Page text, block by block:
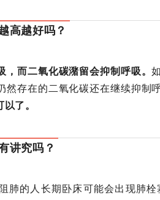
高越好吗？
，而二氧化碳潴留会抑制呼吸。
然存在的二氧化碳还在继续抑制
了。
讲究吗？
肺的人长期卧床可能会出现肺